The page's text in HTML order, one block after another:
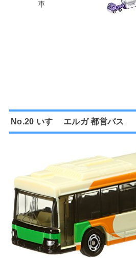
車
No.20 いすゞ エルガ 都営バス